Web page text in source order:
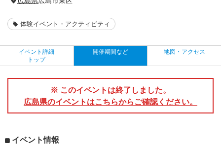
体験イベント・アクティビティ
イベント詳細
トップ
開催期間など 地図・アクセス
※ このイベントは終了しました。
広島県のイベントはこちらからご確認ください。
イベント情報